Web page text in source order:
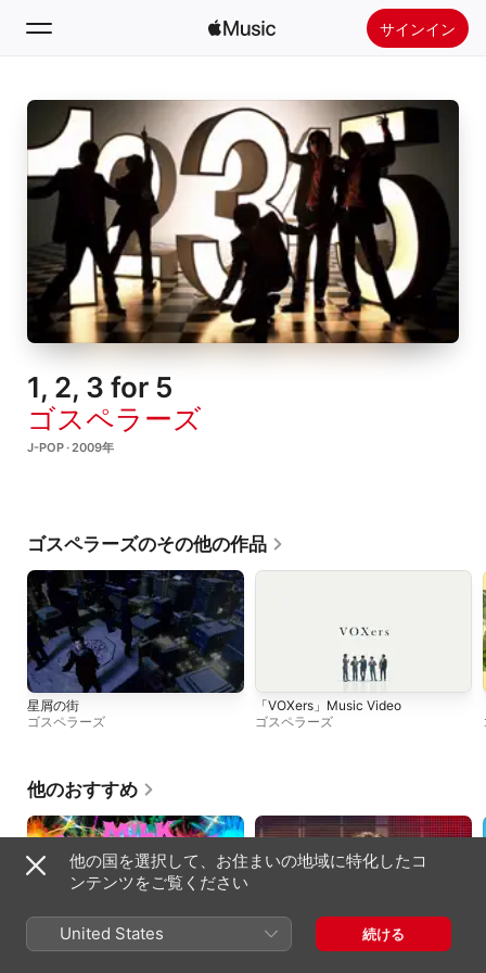
サインイン
検索
ホーム
新着おすすめ
ラジオ
Apple Musicをインストール
1, 2, 3 for 5
ゴスペラーズ
J-POP · 2009年
ゴスペラーズのその他の作品
星屑の街
ゴスペラーズ
「VOXers」Music Video
ゴスペラーズ
他のおすすめ
爆裂愛してる
好きすぎて滅! (from M!LK ARENA
他の国を選択して、お住まいの地域に特化したコ
ンテンツをご覧ください
United States 続ける